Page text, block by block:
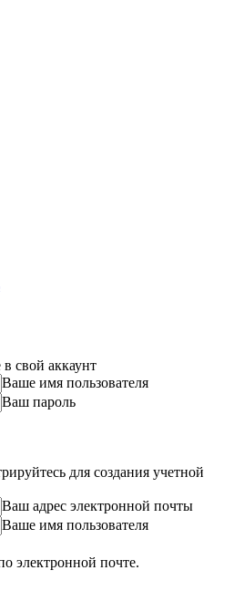
свой аккаунт
Ваше имя пользователя
Ваш пароль
для создания учетной
Ваш адрес электронной почты
Ваше имя пользователя
электронной почте.